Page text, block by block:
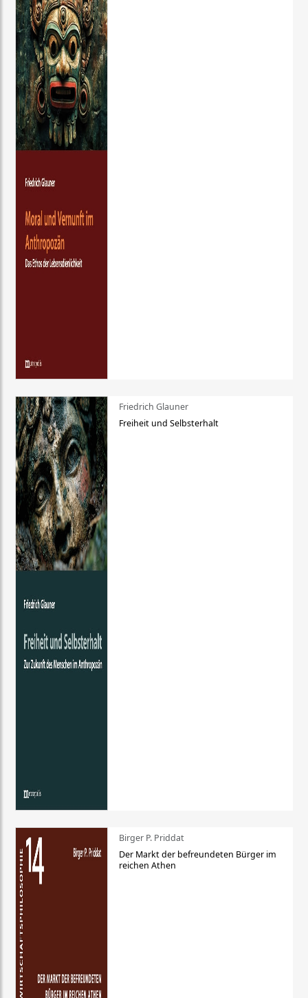
Friedrich Glauner
Freiheit und Selbsterhalt
Birger P. Priddat
Der Markt der befreundeten Bürger im
reichen Athen